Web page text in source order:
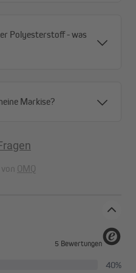
Polyesterstoff - was
Markise?
OMQ